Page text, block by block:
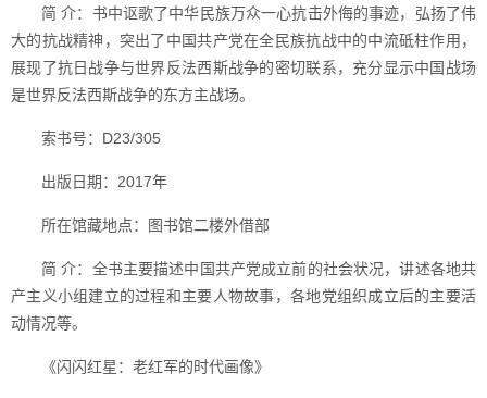
简 介：书中讴歌了中华民族万众一心抗击外侮的事迹，弘扬了伟
大的抗战精神，突出了中国共产党在全民族抗战中的中流砥柱作用，
展现了抗日战争与世界反法西斯战争的密切联系，充分显示中国战场
是世界反法西斯战争的东方主战场。
索书号：D23/305
出版日期：2017年
所在馆藏地点：图书馆二楼外借部
简 介：全书主要描述中国共产党成立前的社会状况，讲述各地共
产主义小组建立的过程和主要人物故事，各地党组织成立后的主要活
动情况等。
《闪闪红星：老红军的时代画像》